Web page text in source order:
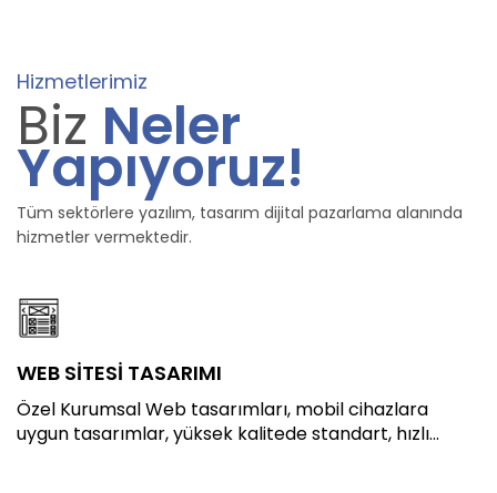
Hizmetlerimiz
Biz Neler
Yapıyoruz!
Tüm sektörlere yazılım, tasarım dijital pazarlama alanında
hizmetler vermektedir.
WEB SİTESİ TASARIMI
Özel Kurumsal Web tasarımları, mobil cihazlara
uygun tasarımlar, yüksek kalitede standart, hızlı...